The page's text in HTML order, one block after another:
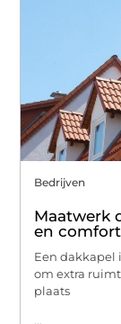
Bedrijven
Maatwerk
en
Een dakkapel
om extra
plaats
...